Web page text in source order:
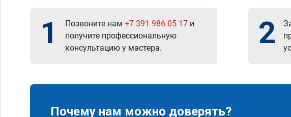
1 Позвоните нам +7 391 986 05 17 и
получите профессиональную
консультацию у мастера.
2
Почему нам можно доверять?